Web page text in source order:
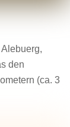
den
(ca. 3